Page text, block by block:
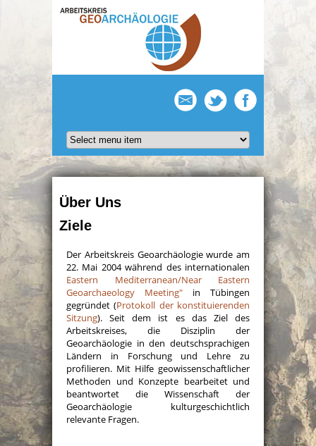
Über Uns
Ziele
Der Arbeitskreis Geoarchäologie wurde am
22. Mai 2004 während des internationalen
Eastern Mediterranean/Near Eastern
Geoarchaeology Meeting" in Tübingen
gegründet (Protokoll der konstituierenden
Sitzung). Seit dem ist es das Ziel des
Arbeitskreises, die Disziplin der
Geoarchäologie in den deutschsprachigen
Ländern in Forschung und Lehre zu
profilieren. Mit Hilfe geowissenschaftlicher
Methoden und Konzepte bearbeitet und
beantwortet die Wissenschaft der
Geoarchäologie kulturgeschichtlich
relevante Fragen.